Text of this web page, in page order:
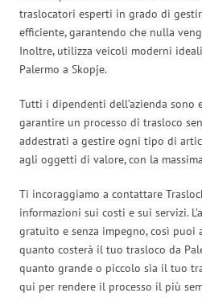
traslocatori esperti in grado di
efficiente, garantendo che nulla
Inoltre, utilizza veicoli moderni
Palermo a Skopje.
Tutti i dipendenti dell’azienda sono
garantire un processo di trasloco
addestrati a gestire ogni tipo di
agli oggetti di valore, con la
Ti incoraggiamo a contattare
informazioni sui costi e sui servizi.
gratuito e senza impegno, così puoi
quanto costerà il tuo trasloco da
quanto grande o piccolo sia il tuo
qui per rendere il processo il più